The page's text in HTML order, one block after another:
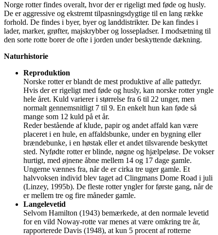
Norge rotter findes overalt, hvor der er rigeligt med føde og husly.
De er aggressive og ekstremt tilpasningsdygtige til en lang række
forhold. De findes i byer, byer og landdistrikter. De kan findes i
lader, marker, grøfter, majskrybber og lossepladser. I modsætning til
den sorte rotte borer de ofte i jorden under beskyttende dækning.
Naturhistorie
Reproduktion
Norske rotter er blandt de mest produktive af alle pattedyr.
Hvis der er rigeligt med føde og husly, kan norske rotter yngle
hele året. Kuld varierer i størrelse fra 6 til 22 unger, men
normalt gennemsnitligt 7 til 9. En enkelt hun kan føde så
mange som 12 kuld på et år.
Reder bestående af klude, papir og andet affald kan være
placeret i en hule, en affaldsbunke, under en bygning eller
brændebunke, i en høstak eller et andet tilsvarende beskyttet
sted. Nyfødte rotter er blinde, nøgne og hjælpeløse. De vokser
hurtigt, med øjnene åbne mellem 14 og 17 dage gamle.
Ungerne vænnes fra, når de er cirka tre uger gamle. Et
halvvoksen individ blev taget ad Clingmans Dome Road i juli
(Linzey, 1995b). De fleste rotter yngler for første gang, når de
er mellem tre og fire måneder gamle.
Langelevetid
Selvom Hamilton (1943) bemærkede, at den normale levetid
for en vild Noway-rotte var menes at være omkring tre år,
rapporterede Davis (1948), at kun 5 procent af rotterne